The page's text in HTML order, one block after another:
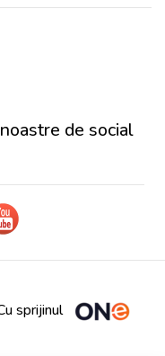
de social
sprijinul